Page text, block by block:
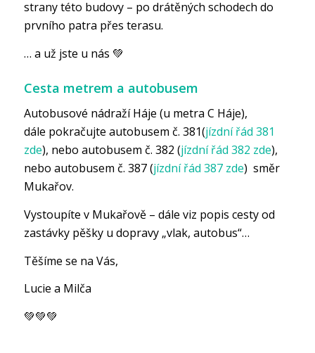
strany této budovy – po drátěných schodech do
prvního patra přes terasu.
… a už jste u nás 💚
Cesta metrem a autobusem
Autobusové nádraží Háje (u metra C Háje),
dále pokračujte autobusem č. 381(jízdní řád 381
zde), nebo autobusem č. 382 (jízdní řád 382 zde),
nebo autobusem č. 387 (jízdní řád 387 zde) směr
Mukařov.
Vystoupíte v Mukařově – dále viz popis cesty od
zastávky pěšky u dopravy „vlak, autobus“…
Těšíme se na Vás,
Lucie a Milča
💚💚💚